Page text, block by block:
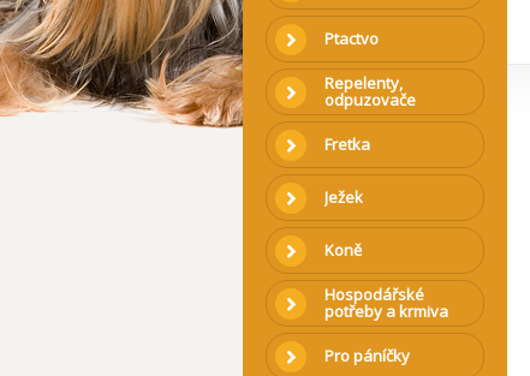
Ptactvo
Repelenty,
odpuzovače
Fretka
Ježek
Koně
Hospodářské
potřeby a krmiva
Pro páníčky